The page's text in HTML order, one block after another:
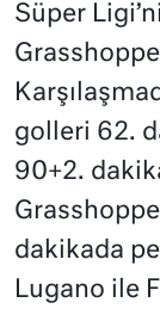
Süper
golleri 62.
90+2.
dakikada
Lugano ile